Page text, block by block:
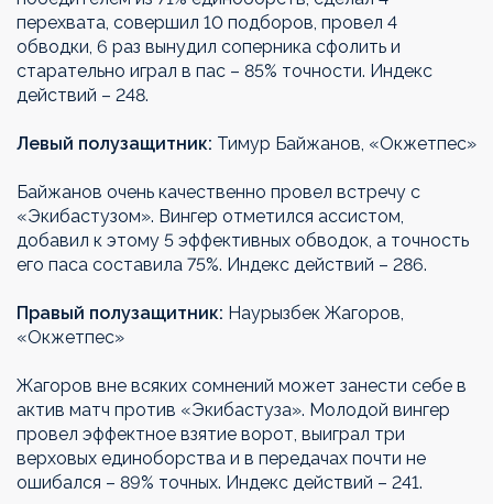
перехвата, совершил 10 подборов, провел 4
обводки, 6 раз вынудил соперника сфолить и
старательно играл в пас – 85% точности. Индекс
действий – 248.
Левый полузащитник: Тимур Байжанов, «Окжетпес»
Байжанов очень качественно провел встречу с
«Экибастузом». Вингер отметился ассистом,
добавил к этому 5 эффективных обводок, а точность
его паса составила 75%. Индекс действий – 286.
Правый полузащитник: Наурызбек Жагоров,
«Окжетпес»
Жагоров вне всяких сомнений может занести себе в
актив матч против «Экибастуза». Молодой вингер
провел эффектное взятие ворот, выиграл три
верховых единоборства и в передачах почти не
ошибался – 89% точных. Индекс действий – 241.